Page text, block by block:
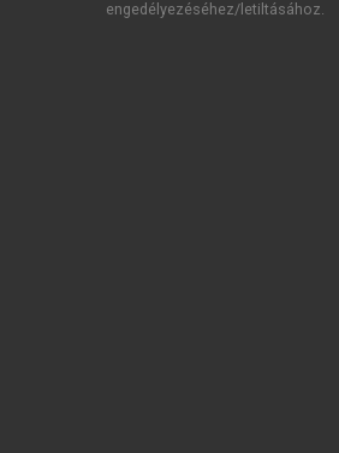
engedélyezéséhez/letiltásához.